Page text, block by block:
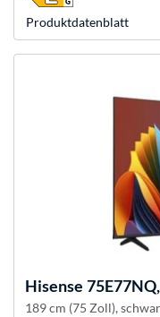
Produkt­datenblatt
Hisense
189 cm (75 Zoll),